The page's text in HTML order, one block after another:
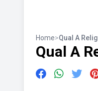
Home>Qual A
Qual A